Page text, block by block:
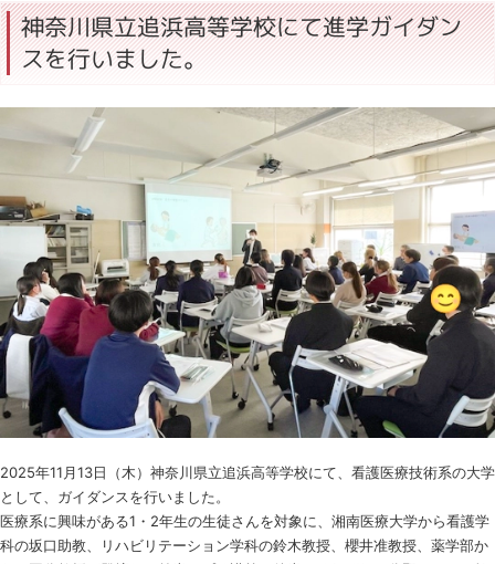
神奈川県立追浜高等学校にて進学ガイダン
スを行いました。
2025年11月13日（木）神奈川県立追浜高等学校にて、看護医療技術系の大学
として、ガイダンスを行いました。
医療系に興味がある1・2年生の生徒さんを対象に、湘南医療大学から看護学
科の坂口助教、リハビリテーション学科の鈴木教授、櫻井准教授、薬学部か